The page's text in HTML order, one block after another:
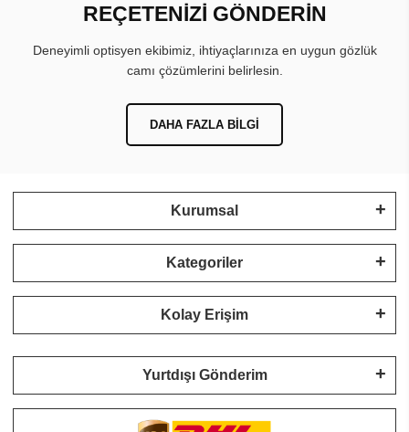
REÇETENİZİ GÖNDERİN
Deneyimli optisyen ekibimiz, ihtiyaçlarınıza en uygun gözlük
camı çözümlerini belirlesin.
DAHA FAZLA BILGI
Kurumsal
Kategoriler
Kolay Erişim
Yurtdışı Gönderim